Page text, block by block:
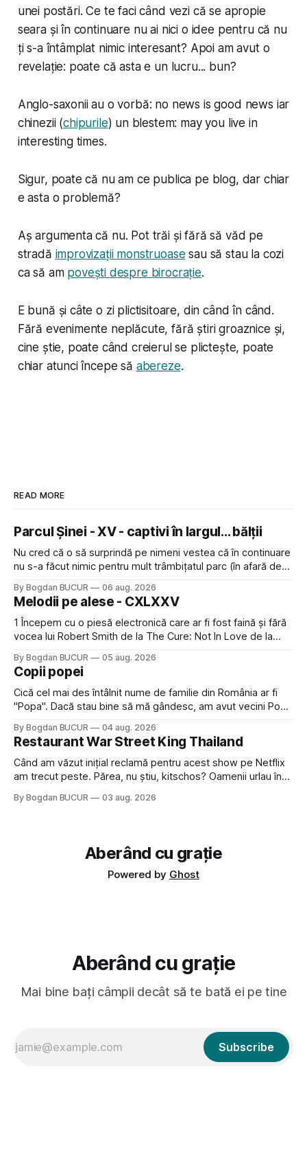
unei postări. Ce te faci când vezi că se apropie
seara și în continuare nu ai nici o idee pentru că nu
ți s-a întâmplat nimic interesant? Apoi am avut o
revelație: poate că asta e un lucru... bun?
Anglo-saxonii au o vorbă: no news is good news iar
chinezii (chipurile) un blestem: may you live in
interesting times.
Sigur, poate că nu am ce publica pe blog, dar chiar
e asta o problemă?
Aș argumenta că nu. Pot trăi și fără să văd pe
stradă improvizații monstruoase sau să stau la cozi
ca să am povești despre birocrație.
E bună și câte o zi plictisitoare, din când în când.
Fără evenimente neplăcute, fără știri groaznice și,
cine știe, poate când creierul se plictește, poate
chiar atunci începe să abereze.
READ MORE
Parcul Șinei - XV - captivi în largul... bălții
Nu cred că o să surprindă pe nimeni vestea că în continuare
nu s-a făcut nimic pentru mult trâmbițatul parc (în afară de
timp pui și latră prin gard la lumea care trece prin zonă). Am
avut, în schimb, o belea
By Bogdan BUCUR 06 aug. 2026
Melodii pe alese - CXLXXV
1 Începem cu o piesă electronică care ar fi fost faină și fără
vocea lui Robert Smith de la The Cure: Not In Love de la
a dovedit că jumătatea masculină a acelui duo era cam
dubioasă...) 2. Băgăm la
By Bogdan BUCUR 05 aug. 2026
Copii popei
Cică cel mai des întâlnit nume de familie din România ar fi
"Popa". Dacă stau bine să mă gândesc, am avut vecini Popa
Dexonline spune de etimologia termenului de popă că ar
veni din slava veche, popŭ,
By Bogdan BUCUR 04 aug. 2026
Restaurant War Street King Thailand
Când am văzut inițial reclamă pentru acest show pe Netflix
am trecut peste. Părea, nu știu, kitschos? Oamenii urlau în
fine dining din alte show-uri... așa că am zis pas. Apoi ceva,
By Bogdan BUCUR 03 aug. 2026
Aberând cu grație
Powered by Ghost
Aberând cu grație
Mai bine bați câmpii decât să te bată ei pe tine
Subscribe